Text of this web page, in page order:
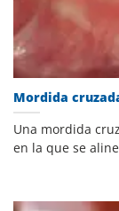
Mordida
Una mordida
en la que se